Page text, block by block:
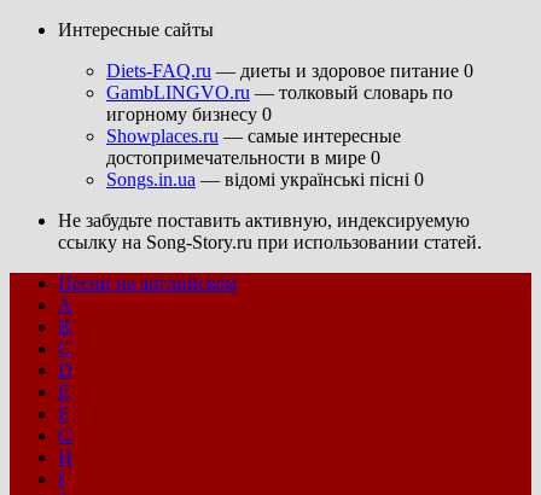
Интересные сайты
Diets-FAQ.ru — диеты и здоровое питание 0
GambLINGVO.ru — толковый словарь по
игорному бизнесу 0
Showplaces.ru — самые интересные
достопримечательности в мире 0
Songs.in.ua — відомі українські пісні 0
Не забудьте поставить активную, индексируемую
ссылку на Song-Story.ru при использовании статей.
Песни на английском
A
B
C
D
E
F
G
H
I